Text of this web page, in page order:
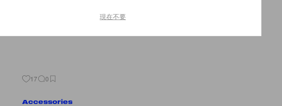
17 0
Accessories
現在不要